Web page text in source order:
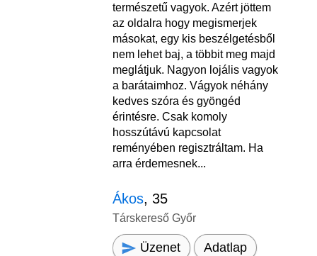
természetű vagyok. Azért jöttem
az oldalra hogy megismerjek
másokat, egy kis beszélgetésből
nem lehet baj, a többit meg majd
meglátjuk. Nagyon lojális vagyok
a barátaimhoz. Vágyok néhány
kedves szóra és gyöngéd
érintésre. Csak komoly
hosszútávú kapcsolat
reményében regisztráltam. Ha
arra érdemesnek...
Ákos, 35
Társkereső Győr
Üzenet Adatlap